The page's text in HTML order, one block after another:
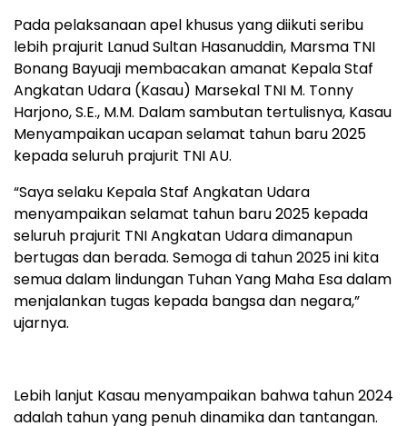
Pada pelaksanaan apel khusus yang diikuti seribu
lebih prajurit Lanud Sultan Hasanuddin, Marsma TNI
Bonang Bayuaji membacakan amanat Kepala Staf
Angkatan Udara (Kasau) Marsekal TNI M. Tonny
Harjono, S.E., M.M. Dalam sambutan tertulisnya, Kasau
Menyampaikan ucapan selamat tahun baru 2025
kepada seluruh prajurit TNI AU.
“Saya selaku Kepala Staf Angkatan Udara
menyampaikan selamat tahun baru 2025 kepada
seluruh prajurit TNI Angkatan Udara dimanapun
bertugas dan berada. Semoga di tahun 2025 ini kita
semua dalam lindungan Tuhan Yang Maha Esa dalam
menjalankan tugas kepada bangsa dan negara,”
ujarnya.
Lebih lanjut Kasau menyampaikan bahwa tahun 2024
adalah tahun yang penuh dinamika dan tantangan.